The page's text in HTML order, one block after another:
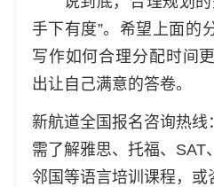
手下有度”。希望上面的
写作如何合理分配时间
出让自己满意的答卷。
新航道全国报名咨询热线：
需了解雅思、托福、SAT
邻国等语言培训课程，或